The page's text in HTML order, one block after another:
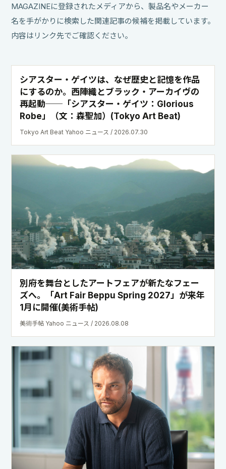
MAGAZINEに登録されたメディアから、製品名やメーカー
名を手がかりに検索した関連記事の候補を掲載しています。
内容はリンク先でご確認ください。
シアスター・ゲイツは、なぜ歴史と記憶を作品
にするのか。西陣織とブラック・アーカイヴの
再起動──「シアスター・ゲイツ：Glorious
Robe」（文：森聖加）(Tokyo Art Beat)
Tokyo Art Beat Yahoo ニュース / 2026.07.30
別府を舞台としたアートフェアが新たなフェー
ズへ。「Art Fair Beppu Spring 2027」が来年
1月に開催(美術手帖)
美術手帖 Yahoo ニュース / 2026.08.08